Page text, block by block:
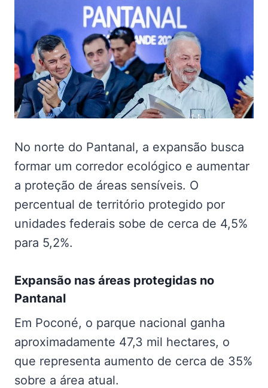
No norte do Pantanal, a expansão busca
formar um corredor ecológico e aumentar
a proteção de áreas sensíveis. O
percentual de território protegido por
unidades federais sobe de cerca de 4,5%
para 5,2%.
Expansão nas áreas protegidas no
Pantanal
Em Poconé, o parque nacional ganha
aproximadamente 47,3 mil hectares, o
que representa aumento de cerca de 35%
sobre a área atual.